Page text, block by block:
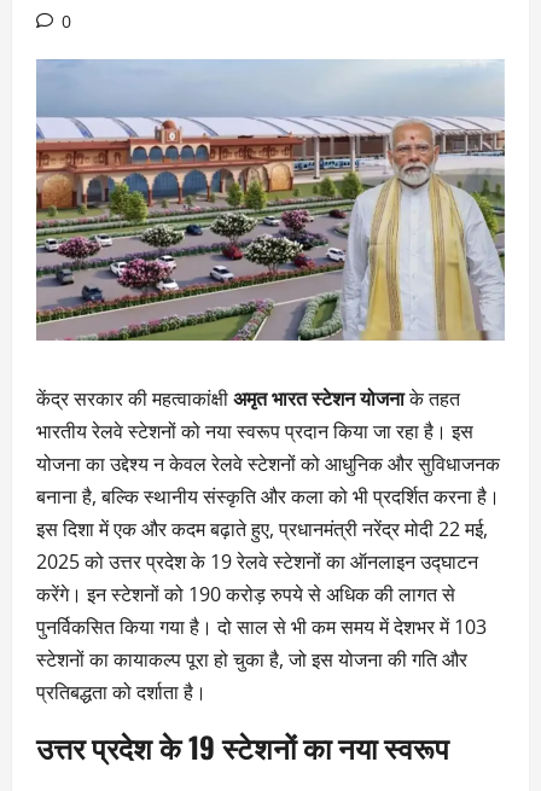
0
केंद्र सरकार की महत्वाकांक्षीअमृत भारत स्टेशन योजनाके तहत
भारतीय रेलवे स्टेशनों को नया स्वरूप प्रदान किया जा रहा है। इस
योजना का उद्देश्य न केवल रेलवे स्टेशनों को आधुनिक और सुविधाजनक
बनाना है, बल्कि स्थानीय संस्कृति और कला को भी प्रदर्शित करना है।
इस दिशा में एक और कदम बढ़ाते हुए, प्रधानमंत्री नरेंद्र मोदी 22 मई,
2025 को उत्तर प्रदेश के 19 रेलवे स्टेशनों का ऑनलाइन उद्घाटन
करेंगे। इन स्टेशनों को 190 करोड़ रुपये से अधिक की लागत से
पुनर्विकसित किया गया है। दो साल से भी कम समय में देशभर में 103
स्टेशनों का कायाकल्प पूरा हो चुका है, जो इस योजना की गति और
प्रतिबद्धता को दर्शाता है।
उत्तर प्रदेश के 19 स्टेशनों का नया स्वरूप